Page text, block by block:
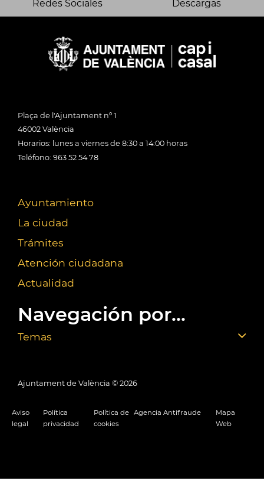
Redes Sociales Descargas
Plaça de l'Ajuntament nº 1
46002 València
Horarios: lunes a viernes de 8:30 a 14:00 horas
Teléfono: 963 52 54 78
Ayuntamiento
La ciudad
Trámites
Atención ciudadana
Actualidad
Navegación por...
Temas
Ajuntament de València © 2026
Aviso
legal
Política
privacidad
Política de
cookies
Agencia Antifraude
Mapa
Web